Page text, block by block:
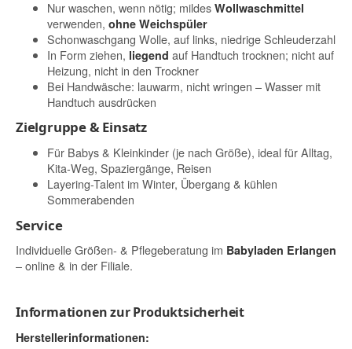
Nur waschen, wenn nötig; mildes Wollwaschmittel
verwenden, ohne Weichspüler
Schonwaschgang Wolle, auf links, niedrige Schleuderzahl
In Form ziehen, liegend auf Handtuch trocknen; nicht auf
Heizung, nicht in den Trockner
Bei Handwäsche: lauwarm, nicht wringen – Wasser mit
Handtuch ausdrücken
Zielgruppe & Einsatz
Für Babys & Kleinkinder (je nach Größe), ideal für Alltag,
Kita-Weg, Spaziergänge, Reisen
Layering-Talent im Winter, Übergang & kühlen
Sommerabenden
Service
Individuelle Größen- & Pflegeberatung im Babyladen Erlangen
– online & in der Filiale.
Informationen zur Produktsicherheit
Herstellerinformationen: